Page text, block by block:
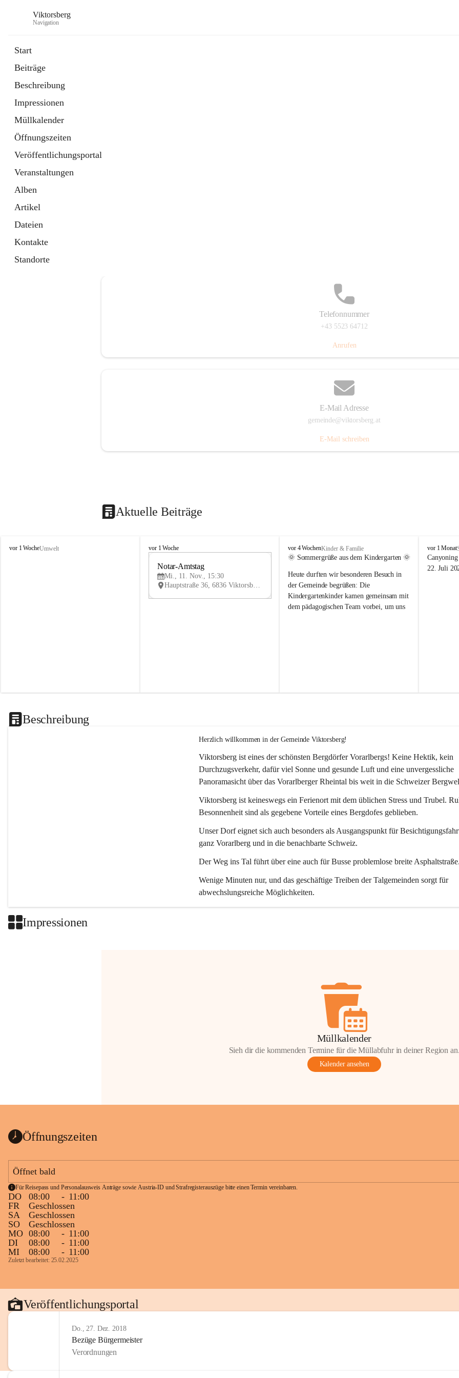
Viktorsberg
Navigation
Start
Beiträge
Beschreibung
Impressionen
Müllkalender
Öffnungszeiten
Veröffentlichungsportal
Veranstaltungen
Alben
Artikel
Dateien
Kontakte
Standorte
Telefonnummer
+43 5523 64712
Anrufen
E-Mail Adresse
gemeinde@viktorsberg.at
E-Mail schreiben
Aktuelle Beiträge
V
vor 1 WocheUmwelt
V
vor 1 Woche
V
Notar-Amtstag
Mi., 11. Nov., 15:30
Hauptstraße 36, 6836 Viktorsberg, AUT
V
i
t
o
r
s
vor 4 WochenKinder & Familie
🌞 Sommergrüße aus dem Kindergarten 🌞
Heute durften wir besonderen Besuch in
der Gemeinde begrüßen: Die
Kindergartenkinder kamen gemeinsam mit
dem pädagogischen Team vorbei, um uns
V
i
k
vor 1 Monat
22. Juli
Beschreibung
Herzlich willkommen in der Gemeinde Viktorsberg!
Viktorsberg ist eines der schönsten Bergdörfer Vorarlbergs! Keine Hektik, kein
Durchzugsverkehr, dafür viel Sonne und gesunde Luft und eine unvergessliche
Panoramasicht über das Vorarlberger Rheintal bis weit in die Schweizer
Viktorsberg ist keineswegs ein Ferienort mit dem üblichen Stress und Trubel.
Besonnenheit sind als gegebene Vorteile eines Bergdofes geblieben.
Unser Dorf eignet sich auch besonders als Ausgangspunkt für
ganz Vorarlberg und in die benachbarte Schweiz.
Der Weg ins Tal führt über eine auch für Busse problemlose breite
Wenige Minuten nur, und das geschäftige Treiben der Talgemeinden sorgt für
abwechslungsreiche Möglichkeiten.
Impressionen
Müllkalender
Sieh dir die kommenden Termine für die Müllabfuhr in deiner Region
Kalender ansehen
Öffnungszeiten
Öffnet bald
Für Reisepass und Personalausweis Anträge sowie Austria-ID und Strafregisterauszüge bitte einen Termin vereinbaren.
DO 08:00 - 11:00
FR
Geschlossen
SA
Geschlossen
SO
Geschlossen
MO 08:00 - 11:00
DI
08:00 - 11:00
MI
08:00 - 11:00
Zuletzt bearbeitet: 25.02.2025
Veröffentlichungsportal
Do., 27. Dez. 2018
Bezüge Bürgermeister
Verordnungen